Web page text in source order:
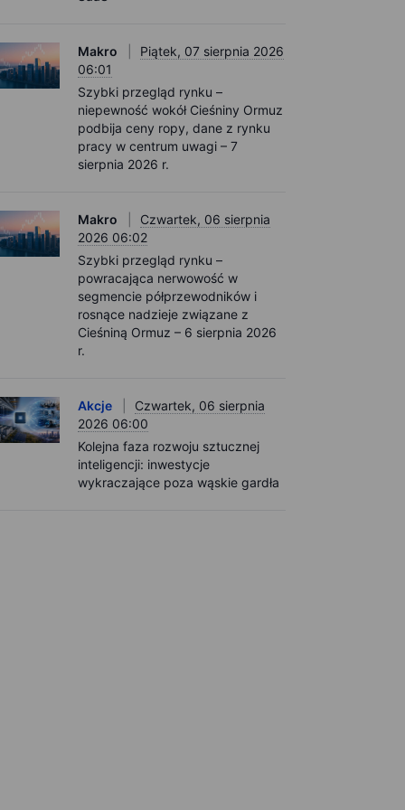
Makro
Piątek, 07 sierpnia 2026
06:01
Szybki przegląd rynku –
niepewność wokół Cieśniny Ormuz
podbija ceny ropy, dane z rynku
pracy w centrum uwagi – 7
sierpnia 2026 r.
Makro
Czwartek, 06 sierpnia
2026 06:02
Szybki przegląd rynku –
powracająca nerwowość w
segmencie półprzewodników i
rosnące nadzieje związane z
Cieśniną Ormuz – 6 sierpnia 2026
r.
Akcje
Czwartek, 06 sierpnia
2026 06:00
Kolejna faza rozwoju sztucznej
inteligencji: inwestycje
wykraczające poza wąskie gardła